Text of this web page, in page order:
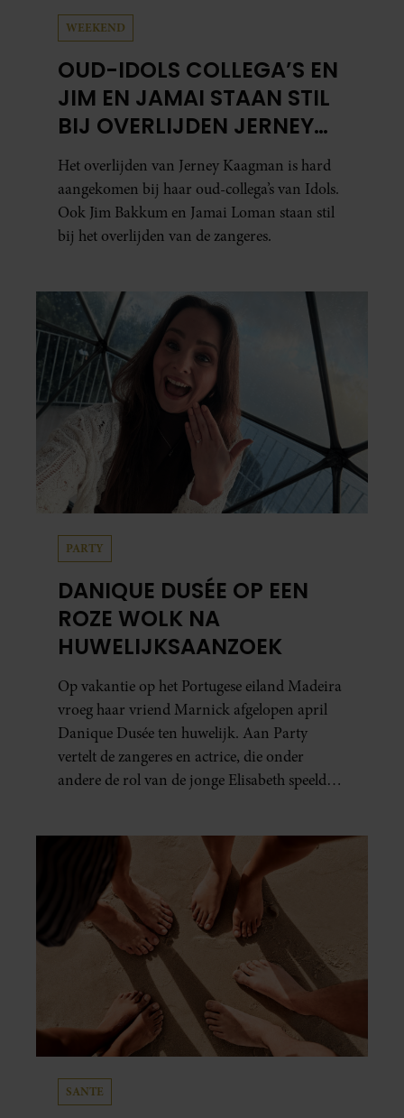
WEEKEND
OUD-IDOLS COLLEGA’S EN
JIM EN JAMAI STAAN STIL
BIJ OVERLIJDEN JERNEY
KAAGMAN
Het overlijden van Jerney Kaagman is hard
aangekomen bij haar oud-collega’s van Idols.
Ook Jim Bakkum en Jamai Loman staan stil
bij het overlijden van de zangeres.
PARTY
DANIQUE DUSÉE OP EEN
ROZE WOLK NA
HUWELIJKSAANZOEK
Op vakantie op het Portugese eiland Madeira
vroeg haar vriend Marnick afgelopen april
Danique Dusée ten huwelijk. Aan Party
vertelt de zangeres en actrice, die onder
andere de rol van de jonge Elisabeth speelde
SANTE